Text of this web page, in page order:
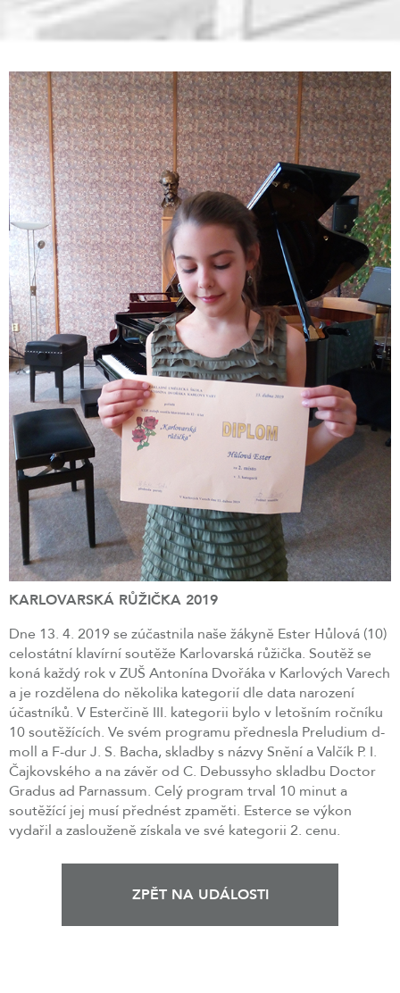
KARLOVARSKÁ RŮŽIČKA 2019
Dne 13. 4. 2019 se zúčastnila naše žákyně Ester Hůlová (10)
celostátní klavírní soutěže Karlovarská růžička. Soutěž se
koná každý rok v ZUŠ Antonína Dvořáka v Karlových Varech
a je rozdělena do několika kategorií dle data narození
účastníků. V Esterčině III. kategorii bylo v letošním ročníku
10 soutěžících. Ve svém programu přednesla Preludium d-
moll a F-dur J. S. Bacha, skladby s názvy Snění a Valčík P. I.
Čajkovského a na závěr od C. Debussyho skladbu Doctor
Gradus ad Parnassum. Celý program trval 10 minut a
soutěžící jej musí přednést zpaměti. Esterce se výkon
vydařil a zaslouženě získala ve své kategorii 2. cenu.
ZPĚT NA UDÁLOSTI